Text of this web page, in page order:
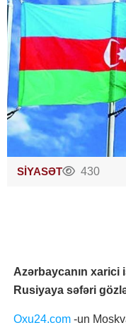
SİYASƏT 430
Azərbaycanın
Rusiyaya səfəri
Oxu24.com -un